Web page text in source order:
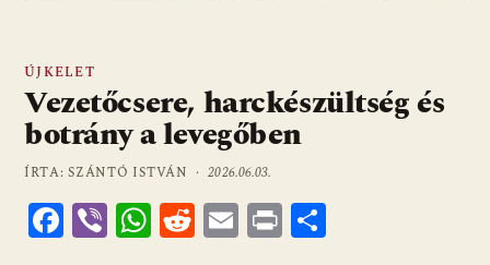
ÚJKELET
Vezetőcsere, harckészültség és
botrány a levegőben
ÍRTA: SZÁNTÓ ISTVÁN ·2026.06.03.
F Vi W R E Pr